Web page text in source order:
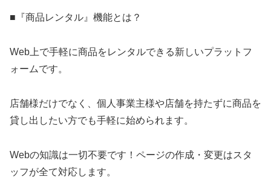
■『商品レンタル』機能とは？
Web上で手軽に商品をレンタルできる新しいプラットフ
ォームです。
店舗様だけでなく、個人事業主様や店舗を持たずに商品を
貸し出したい方でも手軽に始められます。
Webの知識は一切不要です！ページの作成・変更はスタ
ッフが全て対応します。